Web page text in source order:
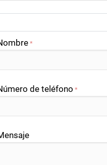
*
de teléfono *